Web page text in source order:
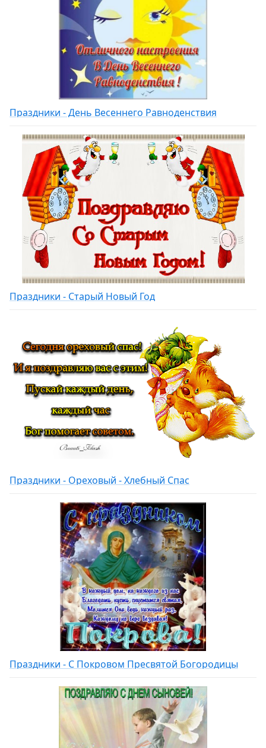
Праздники - День Весеннего Равноденствия
Праздники - Старый Новый Год
Праздники - Ореховый - Хлебный Спас
Праздники - С Покровом Пресвятой Богородицы